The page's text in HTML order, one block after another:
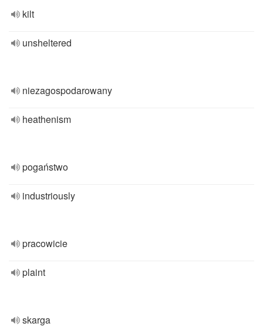
kilt
unsheltered
niezagospodarowany
heathenism
pogaństwo
industriously
pracowicie
plaint
skarga